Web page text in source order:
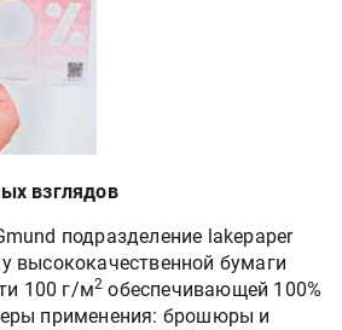
взглядов
подразделение lakepaper
высококачественной бумаги
100 г/м2 обеспечивающей 100%
применения: брошюры и